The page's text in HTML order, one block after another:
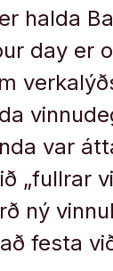
halda
day er
var
„fullrar
ný
festa